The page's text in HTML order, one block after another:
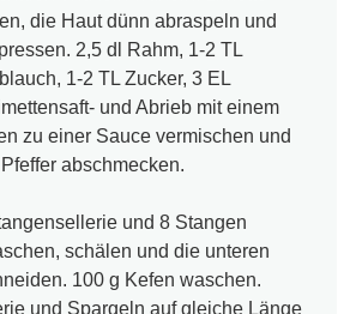
die Haut dünn abraspeln und
2,5 dl Rahm, 1-2 TL
1-2 TL Zucker, 3 EL
und Abrieb mit einem
zu einer Sauce vermischen und
abschmecken.
und 8 Stangen
schälen und die unteren
100 g Kefen waschen.
und Spargeln auf gleiche Länge